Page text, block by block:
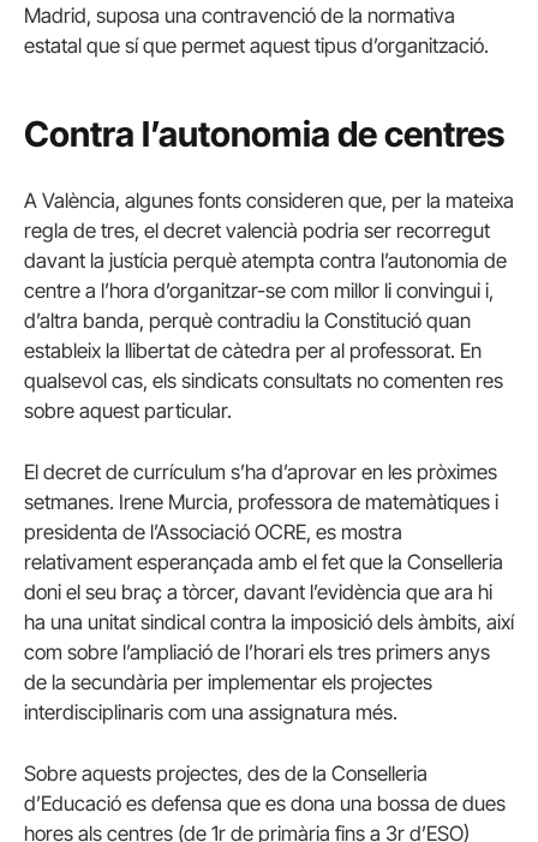
Madrid, suposa una contravenció de la normativa
estatal que sí que permet aquest tipus d’organització.
Contra l’autonomia de centres
A València, algunes fonts consideren que, per la mateixa
regla de tres, el decret valencià podria ser recorregut
davant la justícia perquè atempta contra l’autonomia de
centre a l’hora d’organitzar-se com millor li convingui i,
d’altra banda, perquè contradiu la Constitució quan
estableix la llibertat de càtedra per al professorat. En
qualsevol cas, els sindicats consultats no comenten res
sobre aquest particular.
El decret de currículum s’ha d’aprovar en les pròximes
setmanes. Irene Murcia, professora de matemàtiques i
presidenta de l’Associació OCRE, es mostra
relativament esperançada amb el fet que la Conselleria
doni el seu braç a tòrcer, davant l’evidència que ara hi
ha una unitat sindical contra la imposició dels àmbits, així
com sobre l’ampliació de l’horari els tres primers anys
de la secundària per implementar els projectes
interdisciplinaris com una assignatura més.
Sobre aquests projectes, des de la Conselleria
d’Educació es defensa que es dona una bossa de dues
hores als centres (de 1r de primària fins a 3r d’ESO)